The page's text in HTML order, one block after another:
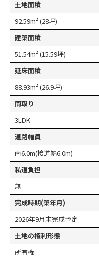
土地面積
92.59m² (28坪)
建築面積
51.54m² (15.59坪)
延床面積
88.93m² (26.9坪)
間取り
3LDK
道路幅員
南6.0m(接道幅6.0m)
私道負担
無
完成時期(築年月)
2026年9月末完成予定
土地の権利形態
所有権